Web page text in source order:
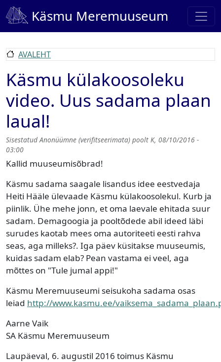
Liigu edasi põhisisu juurde
Käsmu Meremuuseum
AVALEHT
Käsmu külakoosoleku
video. Uus sadama plaan
laual!
SisestatudAnonüümne (verifitseerimata) poolt K, 08/10/2016 -
03:00
Kallid muuseumisõbrad!
Käsmu sadama saagale lisandus idee eestvedaja
Heiti Hääle ülevaade Käsmu külakoosolekul. Kurb ja
piinlik. Ühe mehe jonn, et oma laevale ehitada suur
sadam. Demagoogia ja pooltõdede abil ideed läbi
surudes kaotab mees oma autoriteeti eesti rahva
seas, aga milleks?. Iga päev küsitakse muuseumis,
kuidas sadam elab? Pean vastama ei veel, aga
mõttes on "Tule jumal appi!"
Käsmu Meremuuseumi seisukoha sadama osas
leiad http://www.kasmu.ee/
Aarne Vaik
SA Käsmu Meremuuseum
Laupäeval, 6. augustil 2016 toimus Käsmu